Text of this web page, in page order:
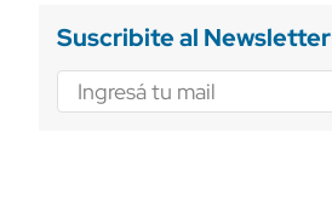
Suscribite al Newsletter